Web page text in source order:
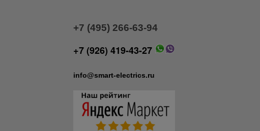
+7 (495) 266-63-94
+7 (926) 419-43-27
info@smart-electrics.ru